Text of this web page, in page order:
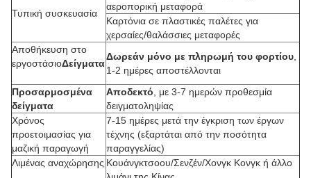
Τυπική συσκευασία
αεροπορική μεταφορά
Καρτόνια σε πλαστικές παλέτες για
χερσαίες/θαλάσσιες μεταφορές
Αποθήκευση στο
εργοστάσιοΔείγματα
Δωρεάν μόνο με πληρωμή του φορτίου,
1-2 ημέρες αποστέλλονται
Προσαρμοσμένα
δείγματα
Αποδεκτό, με 3-7 ημερών προθεσμία
δειγματοληψίας
Χρόνος
προετοιμασίας για
μαζική παραγωγή
7-15 ημέρες μετά την έγκριση των έργων
τέχνης (εξαρτάται από την ποσότητα
παραγγελίας)
Λιμένας αναχώρησης Κουάνγκτσοου/Σενζέν/Χονγκ Κονγκ ή άλλο